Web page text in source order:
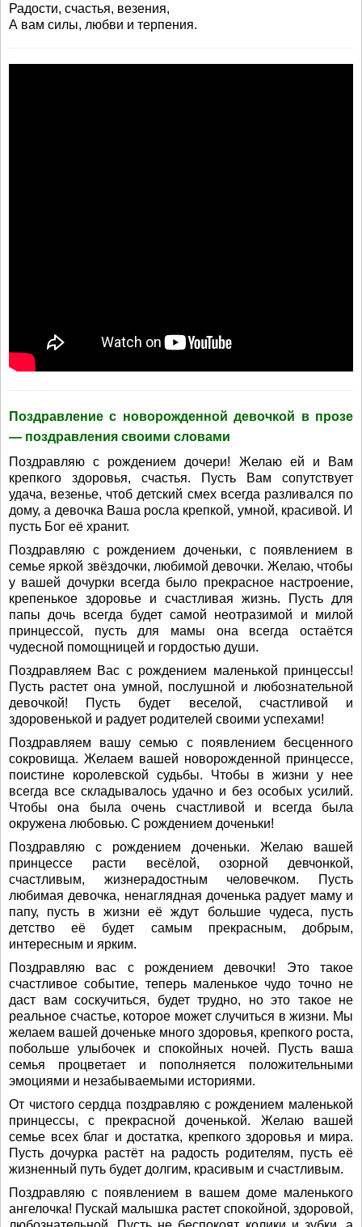
Радости, счастья, везения,
А вам силы, любви и терпения.
Поздравление с новорожденной девочкой в прозе
— поздравления своими словами
Поздравляю с рождением дочери! Желаю ей и Вам
крепкого здоровья, счастья. Пусть Вам сопутствует
удача, везенье, чтоб детский смех всегда разливался по
дому, а девочка Ваша росла крепкой, умной, красивой. И
пусть Бог её хранит.
Поздравляю с рождением доченьки, с появлением в
семье яркой звёздочки, любимой девочки. Желаю, чтобы
у вашей дочурки всегда было прекрасное настроение,
крепенькое здоровье и счастливая жизнь. Пусть для
папы дочь всегда будет самой неотразимой и милой
принцессой, пусть для мамы она всегда остаётся
чудесной помощницей и гордостью души.
Поздравляем Вас с рождением маленькой принцессы!
Пусть растет она умной, послушной и любознательной
девочкой! Пусть будет веселой, счастливой и
здоровенькой и радует родителей своими успехами!
Поздравляем вашу семью с появлением бесценного
сокровища. Желаем вашей новорожденной принцессе,
поистине королевской судьбы. Чтобы в жизни у нее
всегда все складывалось удачно и без особых усилий.
Чтобы она была очень счастливой и всегда была
окружена любовью. С рождением доченьки!
Поздравляю с рождением доченьки. Желаю вашей
принцессе расти весёлой, озорной девчонкой,
счастливым, жизнерадостным человечком. Пусть
любимая девочка, ненаглядная доченька радует маму и
папу, пусть в жизни её ждут большие чудеса, пусть
детство её будет самым прекрасным, добрым,
интересным и ярким.
Поздравляю вас с рождением девочки! Это такое
счастливое событие, теперь маленькое чудо точно не
даст вам соскучиться, будет трудно, но это такое не
реальное счастье, которое может случиться в жизни. Мы
желаем вашей доченьке много здоровья, крепкого роста,
побольше улыбочек и спокойных ночей. Пусть ваша
семья процветает и пополняется положительными
эмоциями и незабываемыми историями.
От чистого сердца поздравляю с рождением маленькой
принцессы, с прекрасной доченькой. Желаю вашей
семье всех благ и достатка, крепкого здоровья и мира.
Пусть дочурка растёт на радость родителям, пусть её
жизненный путь будет долгим, красивым и счастливым.
Поздравляю с появлением в вашем доме маленького
ангелочка! Пускай малышка растет спокойной, здоровой,